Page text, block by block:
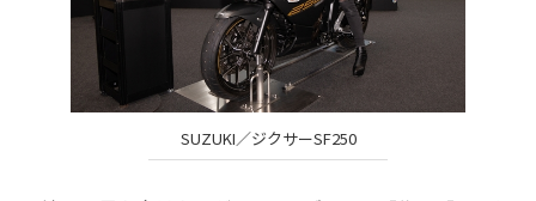
SUZUKI／ジクサーSF250